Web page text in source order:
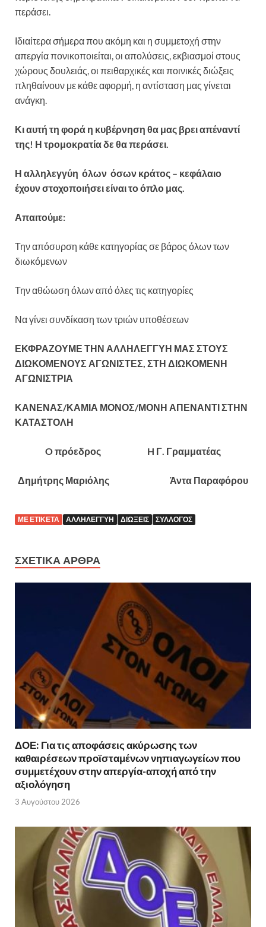
περάσει.
Ιδιαίτερα σήμερα που ακόμη και η συμμετοχή στην
απεργία πονικοποιείται, οι απολύσεις, εκβιασμοί στους
χώρους δουλειάς, οι πειθαρχικές και ποινικές διώξεις
πληθαίνουν με κάθε αφορμή, η αντίσταση μας γίνεται
ανάγκη.
Κι αυτή τη φορά η κυβέρνηση θα μας βρει απέναντί
της! Η τρομοκρατία δε θα περάσει.
Η αλληλεγγύη όλων όσων κράτος – κεφάλαιο
έχουν στοχοποιήσει είναι το όπλο μας.
Απαιτούµε:
Την απόσυρση κάθε κατηγορίας σε βάρος όλων των
διωκόμενων
Την αθώωση όλων από όλες τις κατηγορίες
Να γίνει συνδίκαση των τριών υποθέσεων
ΕΚΦΡΑΖΟΥΜΕ ΤΗΝ ΑΛΛΗΛΕΓΓΥΗ ΜΑΣ ΣΤΟΥΣ
ΔΙΩΚΟΜΕΝΟΥΣ ΑΓΩΝΙΣΤΕΣ, ΣΤΗ ΔΙΩΚΟΜΕΝΗ
ΑΓΩΝΙΣΤΡΙΑ
ΚΑΝΕΝΑΣ/ΚΑΜΙΑ ΜΟΝΟΣ/ΜΟΝΗ ΑΠΕΝΑΝΤΙ ΣΤΗΝ
ΚΑΤΑΣΤΟΛΗ
O πρόεδρος H Γ. Γραμματέας
Δημήτρης Μαριόλης Άντα Παραφόρου
ΜΕ ΕΤΙΚΈΤΑ ΑΛΛΗΛΕΓΓΎΗ ΔΙΏΞΕΙΣ ΣΎΛΛΟΓΟΣ
ΣΧΕΤΙΚΆ ΆΡΘΡΑ
ΔΟΕ: Για τις αποφάσεις ακύρωσης των
καθαιρέσεων προϊσταμένων νηπιαγωγείων που
συμμετέχουν στην απεργία-αποχή από την
αξιολόγηση
3 Αυγούστου 2026